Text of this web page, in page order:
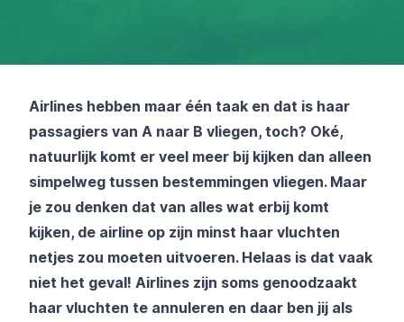
Airlines hebben maar één taak en dat is haar
passagiers van A naar B vliegen, toch? Oké,
natuurlijk komt er veel meer bij kijken dan alleen
simpelweg tussen bestemmingen vliegen. Maar
je zou denken dat van alles wat erbij komt
kijken, de airline op zijn minst haar vluchten
netjes zou moeten uitvoeren. Helaas is dat vaak
niet het geval! Airlines zijn soms genoodzaakt
haar vluchten te annuleren en daar ben jij als